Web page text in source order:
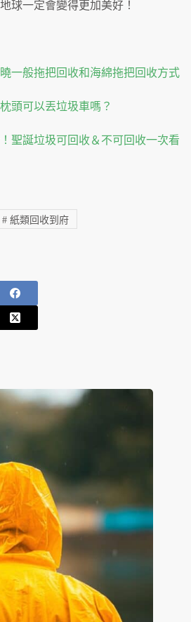
球一定會變得更加美好！
一般拖把回收和海綿拖把回收方式
頭可以丟垃圾車嗎？
聖誕垃圾可回收＆不可回收一次看
# 紙類回收到府